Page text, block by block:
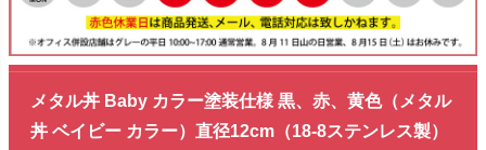
メタル丼 Baby カラー塗装仕様 黒、赤、黄色（メタル
丼 ベイビー カラー）直径12cm（18-8ステンレス製）